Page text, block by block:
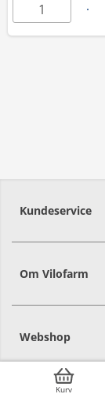
Kurv
Kundeservice
Om Vilofarm
Webshop